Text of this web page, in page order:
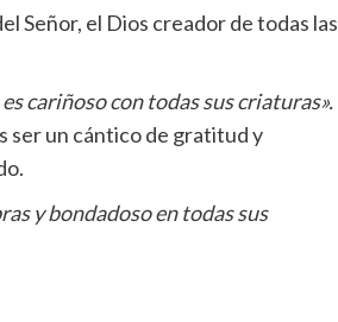
Señor, el Dios creador de todas las
cariñoso con todas sus criaturas».
ser un cántico de gratitud y
y bondadoso en todas sus